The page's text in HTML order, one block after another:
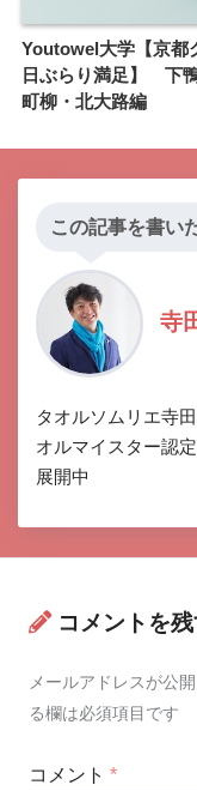
Youtowel大学【京都
日ぶらり満足】 下
町柳・北大路編
この記事を書い
寺
タオルソムリエ寺
オルマイスター認
展開中
コメントを
メールアドレスが公
る欄は必須項目です
コメント *